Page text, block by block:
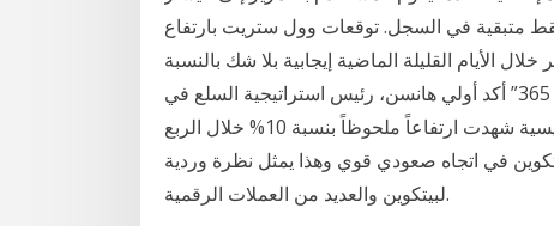
على 50-100 عمود بياني فقط متبقية في السجل. توقعات وول ستريت بارتفاع
السعر خلال الأيام القليلة الماضية إيجابية بلا شك بالنسبة
لبيتكوين متابعة الخليج 365 - ابوظبي - دبي: ”الخليج 365” أكد أولي هانسن، رئيس استراتيجية السلع في
«ساكسو بنك» أن تداولات مؤشر بلومبيرج للسلع الرئيسية شهدت ارتفاعاً ملحوظاً بنسبة 10% خلال الربع
عام 2021. لا يزال سعر البيتكوين في اتجاه صعودي قوي وهذا يمثل نظرة وردية
لبيتكوين والعديد من العملات الرقمية.